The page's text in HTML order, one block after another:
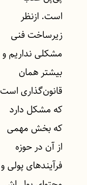
است. ازنظر
زیرساخت فنی
مشکلی نداریم و
بیشتر همان
قانون‌گذاری است
که مشکل دارد
که بخش مهمی
از آن در حوزه
فرآیندهای پولی و